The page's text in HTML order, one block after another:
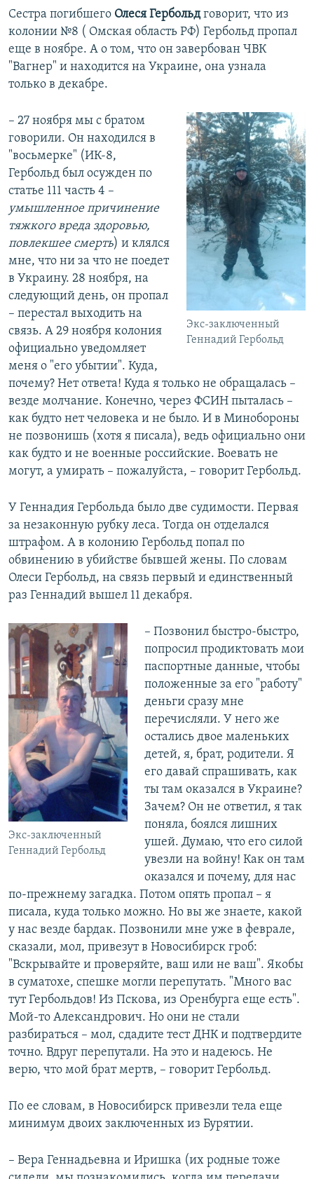
Сестра погибшего Олеся Гербольдговорит, что из
колонии №8 ( Омская область РФ) Гербольд пропал
еще в ноябре. А о том, что он завербован ЧВК
"Вагнер" и находится на Украине, она узнала
только в декабре.
Экс-заключенный
Геннадий Гербольд
– 27 ноября мы с братом
говорили. Он находился в
"восьмерке" (ИК-8,
Гербольд был осужден по
статье 111 часть 4 –
умышленное причинение
тяжкого вреда здоровью,
повлекшее смерть) и клялся
мне, что ни за что не поедет
в Украину. 28 ноября, на
следующий день, он пропал
– перестал выходить на
связь. А 29 ноября колония
официально уведомляет
меня о "его убытии". Куда,
почему? Нет ответа! Куда я только не обращалась –
везде молчание. Конечно, через ФСИН пыталась –
как будто нет человека и не было. И в Минобороны
не позвонишь (хотя я писала), ведь официально они
как будто и не военные российские. Воевать не
могут, а умирать – пожалуйста, – говорит Гербольд.
У Геннадия Гербольда было две судимости. Первая
за незаконную рубку леса. Тогда он отделался
штрафом. А в колонию Гербольд попал по
обвинению в убийстве бывшей жены. По словам
Олеси Гербольд, на связь первый и единственный
раз Геннадий вышел 11 декабря.
Экс-заключенный
Геннадий Гербольд
– Позвонил быстро-быстро,
попросил продиктовать мои
паспортные данные, чтобы
положенные за его "работу"
деньги сразу мне
перечисляли. У него же
остались двое маленьких
детей, я, брат, родители. Я
его давай спрашивать, как
ты там оказался в Украине?
Зачем? Он не ответил, я так
поняла, боялся лишних
ушей. Думаю, что его силой
увезли на войну! Как он там
оказался и почему, для нас
по-прежнему загадка. Потом опять пропал – я
писала, куда только можно. Но вы же знаете, какой
у нас везде бардак. Позвонили мне уже в феврале,
сказали, мол, привезут в Новосибирск гроб:
"Вскрывайте и проверяйте, ваш или не ваш". Якобы
в суматохе, спешке могли перепутать. "Много вас
тут Гербольдов! Из Пскова, из Оренбурга еще есть".
Мой-то Александрович. Но они не стали
разбираться – мол, сдадите тест ДНК и подтвердите
точно. Вдруг перепутали. На это и надеюсь. Не
верю, что мой брат мертв, – говорит Гербольд.
По ее словам, в Новосибирск привезли тела еще
минимум двоих заключенных из Бурятии.
– Вера Геннадьевна и Иришка (их родные тоже